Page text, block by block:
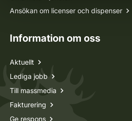
Ansökan om licenser och dispenser
Information om oss
Aktuellt
Lediga jobb
Till massmedia
Fakturering
Ge respons